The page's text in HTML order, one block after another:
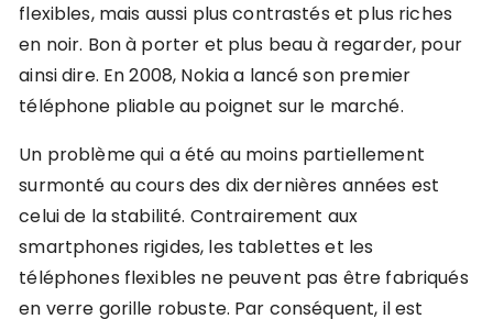
flexibles, mais aussi plus contrastés et plus riches
en noir. Bon à porter et plus beau à regarder, pour
ainsi dire. En 2008, Nokia a lancé son premier
téléphone pliable au poignet sur le marché.
Un problème qui a été au moins partiellement
surmonté au cours des dix dernières années est
celui de la stabilité. Contrairement aux
smartphones rigides, les tablettes et les
téléphones flexibles ne peuvent pas être fabriqués
en verre gorille robuste. Par conséquent, il est